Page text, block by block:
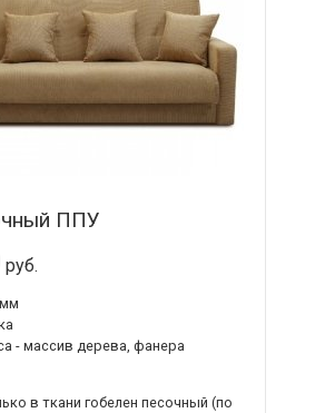
ППУ
руб.
- массив дерева, фанера
в ткани гобелен песочный (по